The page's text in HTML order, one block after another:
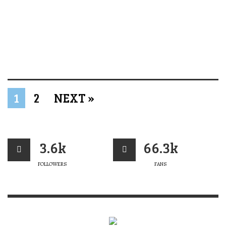
1 2 NEXT »
3.6k
FOLLOWERS
66.3k
FANS